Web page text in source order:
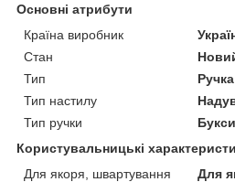
Основні атрибути
Країна виробник
Стан
Тип
Ручка
Тип настилу
Тип ручки
Користувальницькі
Для якоря, швартування
Для